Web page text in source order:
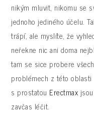
nikým mluvit, nikomu se
jednoho jediného účelu.
trápí, ale myslíte, že
neřekne nic ani doma
tam se sice probere
problémech z této
s prostatou Erectmax
zavčas léčit.